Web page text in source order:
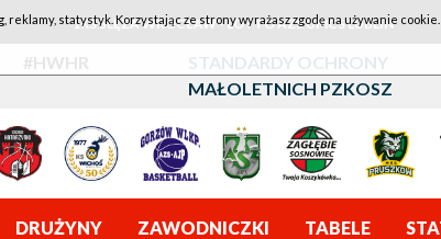
1KS ŚLĘZA WROCŁAW - LOTTO AZS UMCS LUBLIN
#HWHR
STANDARDY OCHRONY
MAŁOLETNICH PZKOSZ
DRUŻYNY ZAWODNICZKI TABELE
reklamy, statystyk. Korzystając ze strony wyrażasz zgodę na używanie